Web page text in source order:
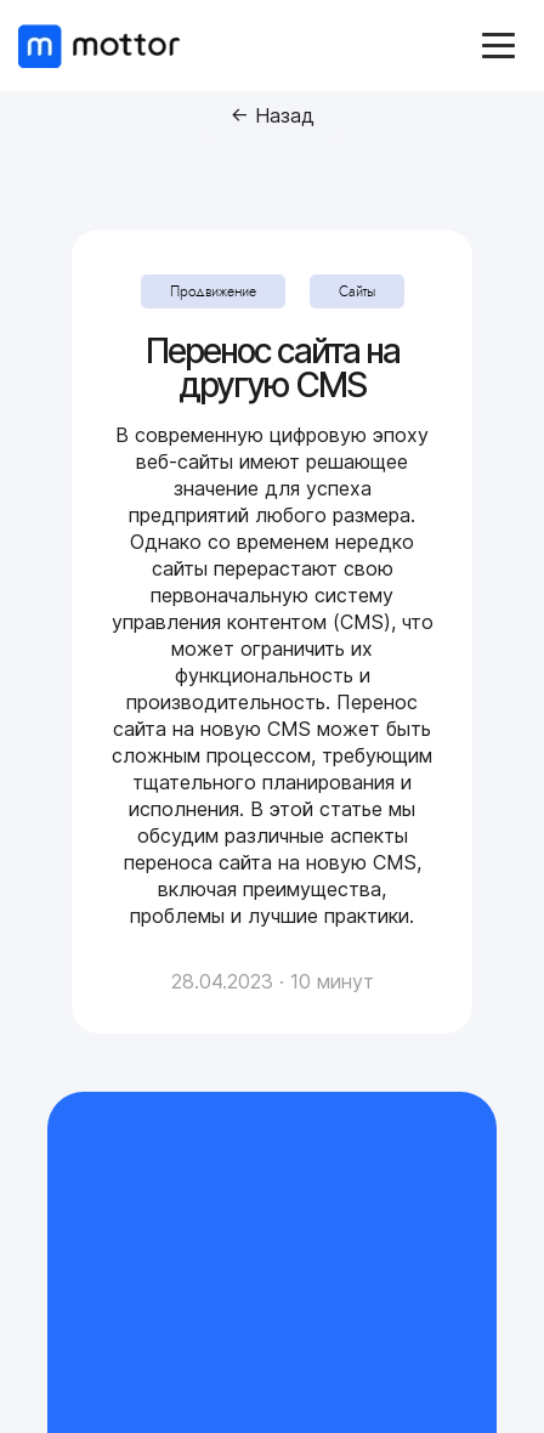
← Назад
Продвижение Сайты
Перенос сайта на
другую CMS
В современную цифровую эпоху
веб-сайты имеют решающее
значение для успеха
предприятий любого размера.
Однако со временем нередко
сайты перерастают свою
первоначальную систему
управления контентом (CMS), что
может ограничить их
функциональность и
производительность. Перенос
сайта на новую CMS может быть
сложным процессом, требующим
тщательного планирования и
исполнения. В этой статье мы
обсудим различные аспекты
переноса сайта на новую CMS,
включая преимущества,
проблемы и лучшие практики.
28.04.2023 · 10 минут